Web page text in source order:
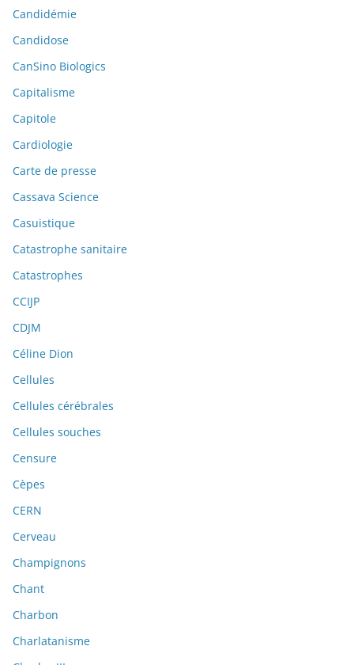
Candidémie
Candidose
CanSino Biologics
Capitalisme
Capitole
Cardiologie
Carte de presse
Cassava Science
Casuistique
Catastrophe sanitaire
Catastrophes
CCIJP
CDJM
Céline Dion
Cellules
Cellules cérébrales
Cellules souches
Censure
Cèpes
CERN
Cerveau
Champignons
Chant
Charbon
Charlatanisme